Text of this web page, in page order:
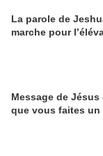
La parole de
marche pour
Message de Jésus
que vous faites